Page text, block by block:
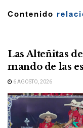
Contenido
Las Alteñitas
mando de las
6 AGOSTO, 2026